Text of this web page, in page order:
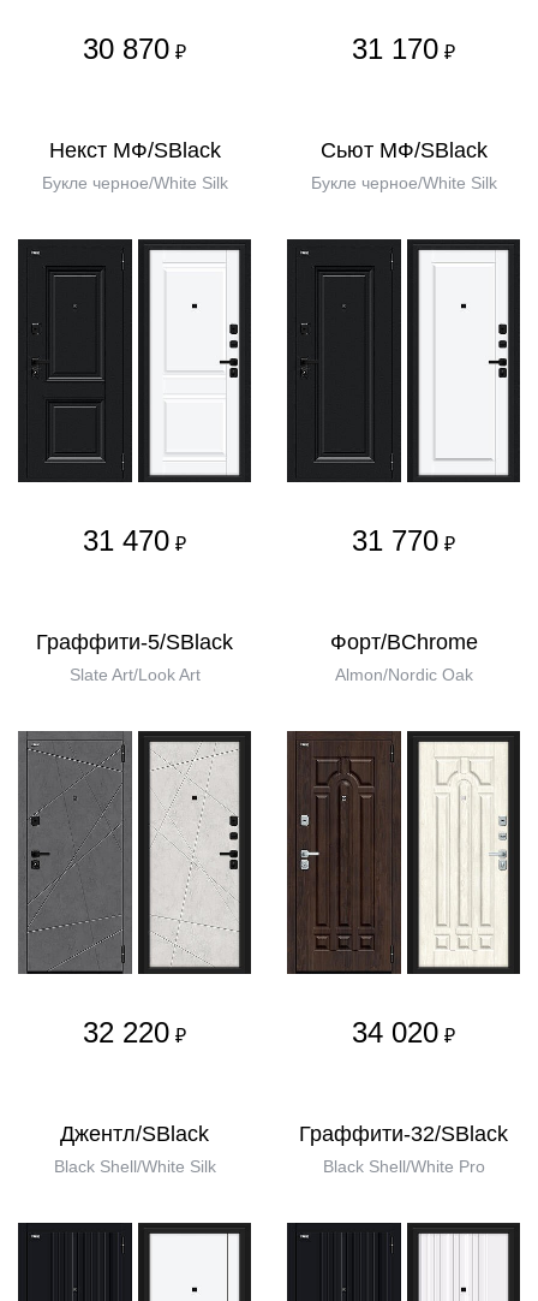
30 870 ₽ 31 170 ₽
Некст МФ/SBlack
Букле черное/White Silk
31 470 ₽
Сьют МФ/SBlack
Букле черное/White Silk
31 770 ₽
Граффити-5/SBlack
Slate Art/Look Art
32 220 ₽
Форт/BChrome
Almon/Nordic Oak
34 020 ₽
Джентл/SBlack
Black Shell/White Silk
Граффити-32/SBlack
Black Shell/White Pro